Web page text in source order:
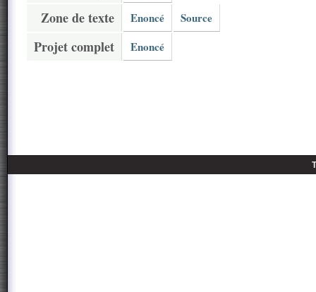
Zone de texte Enoncé Source
Projet complet Enoncé